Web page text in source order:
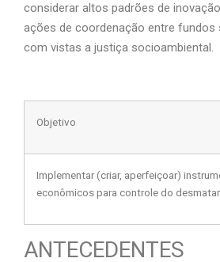
considerar altos padrões de
ações de coordenação entre fundos
com vistas a justiça socioambiental.
Objetivo
Implementar (criar, aperfeiçoar)
econômicos para controle do
ANTECEDENTES